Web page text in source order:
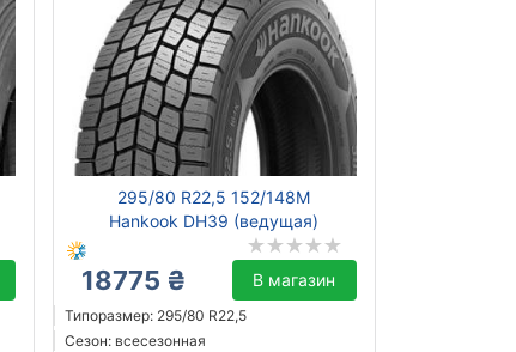
295/80 R22,5 152/148M
Hankook DH39 (ведущая)
18775 ₴ В магазин
Типоразмер: 295/80 R22,5
Сезон: всесезонная